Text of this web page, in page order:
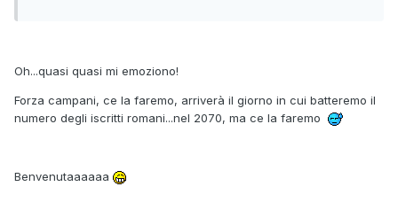
Oh...quasi quasi mi emoziono!
Forza campani, ce la faremo, arriverà il giorno in cui batteremo il
numero degli iscritti romani...nel 2070, ma ce la faremo
Benvenutaaaaaa